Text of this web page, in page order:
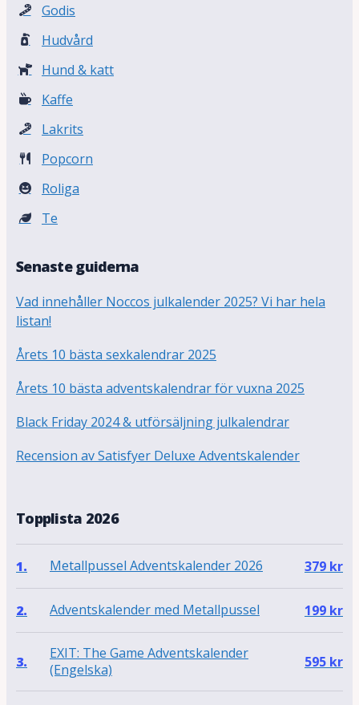
Godis
Hudvård
Hund & katt
Kaffe
Lakrits
Popcorn
Roliga
Te
Senaste guiderna
Vad innehåller Noccos julkalender 2025? Vi har hela
listan!
Årets 10 bästa sexkalendrar 2025
Årets 10 bästa adventskalendrar för vuxna 2025
Black Friday 2024 & utförsäljning julkalendrar
Recension av Satisfyer Deluxe Adventskalender
Topplista 2026
1. Metallpussel Adventskalender 2026 379 kr
2. Adventskalender med Metallpussel 199 kr
3.
EXIT: The Game Adventskalender
(Engelska)
595 kr